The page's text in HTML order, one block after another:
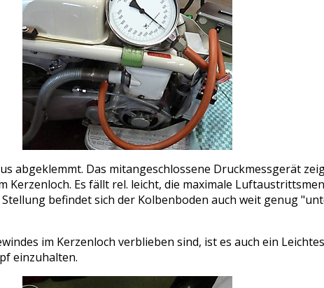
abgeklemmt. Das mitangeschlossene Druckmessgerät
Es fällt rel. leicht, die maximale
befindet sich der Kolbenboden auch weit genug
im Kerzenloch verblieben sind, ist es auch ein
einzuhalten.